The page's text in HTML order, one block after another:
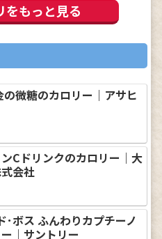
をもっと見る
の微糖のカロリー｜アサヒ
Cドリンクのカロリー｜大
会社
･ボス ふんわりカプチーノ
｜サントリー